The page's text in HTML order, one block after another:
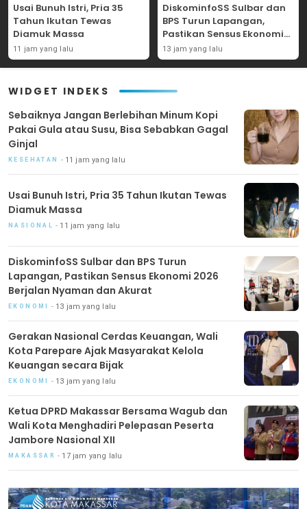
Usai Bunuh Istri, Pria 35
Tahun Ikutan Tewas
Diamuk Massa
11 jam yang lalu
DiskominfoSS Sulbar dan
BPS Turun Lapangan,
Pastikan Sensus Ekonomi
2026 Berjalan Nyaman dan
Akurat
13 jam yang lalu
WIDGET INDEKS
Sebaiknya Jangan Berlebihan Minum Kopi
Pakai Gula atau Susu, Bisa Sebabkan Gagal
Ginjal
KESEHATAN 11 jam yang lalu
Usai Bunuh Istri, Pria 35 Tahun Ikutan Tewas
Diamuk Massa
NASIONAL 11 jam yang lalu
DiskominfoSS Sulbar dan BPS Turun
Lapangan, Pastikan Sensus Ekonomi 2026
Berjalan Nyaman dan Akurat
EKONOMI 13 jam yang lalu
Gerakan Nasional Cerdas Keuangan, Wali
Kota Parepare Ajak Masyarakat Kelola
Keuangan secara Bijak
EKONOMI 13 jam yang lalu
Ketua DPRD Makassar Bersama Wagub dan
Wali Kota Menghadiri Pelepasan Peserta
Jambore Nasional XII
MAKASSAR 17 jam yang lalu